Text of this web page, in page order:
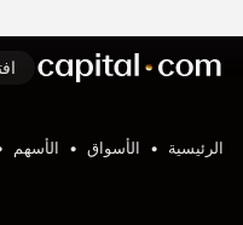
الرئيسية الأسواق الأسهم